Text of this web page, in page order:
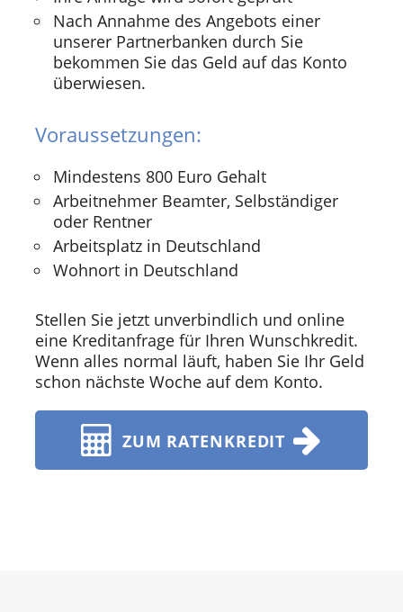
Nach Annahme des Angebots einer
unserer Partnerbanken durch Sie
bekommen Sie das Geld auf das Konto
überwiesen.
Voraussetzungen:
Mindestens 800 Euro Gehalt
Arbeitnehmer Beamter, Selbständiger
oder Rentner
Arbeitsplatz in Deutschland
Wohnort in Deutschland
Stellen Sie jetzt unverbindlich und online
eine Kreditanfrage für Ihren Wunschkredit.
Wenn alles normal läuft, haben Sie Ihr Geld
schon nächste Woche auf dem Konto.
ZUM RATENKREDIT